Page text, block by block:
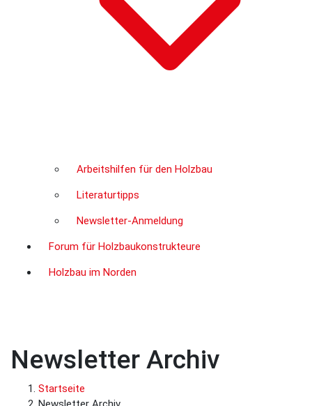
Arbeitshilfen für den Holzbau
Literaturtipps
Newsletter-Anmeldung
Forum für Holzbaukonstrukteure
Holzbau im Norden
Newsletter Archiv
Startseite